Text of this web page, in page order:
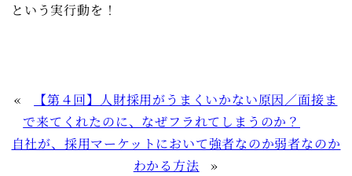
という実行動を！
«
【第４回】人財採用がうまくいかない原因／面接ま
で来てくれたのに、なぜフラれてしまうのか？
自社が、採用マーケットにおいて強者なのか弱者なのか
わかる方法
»